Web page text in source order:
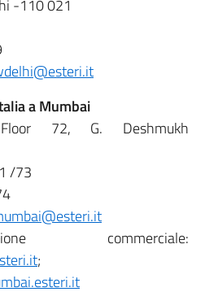
-110 021
a Mumbai
Floor 72, G. Deshmukh
/73
commerciale:
;